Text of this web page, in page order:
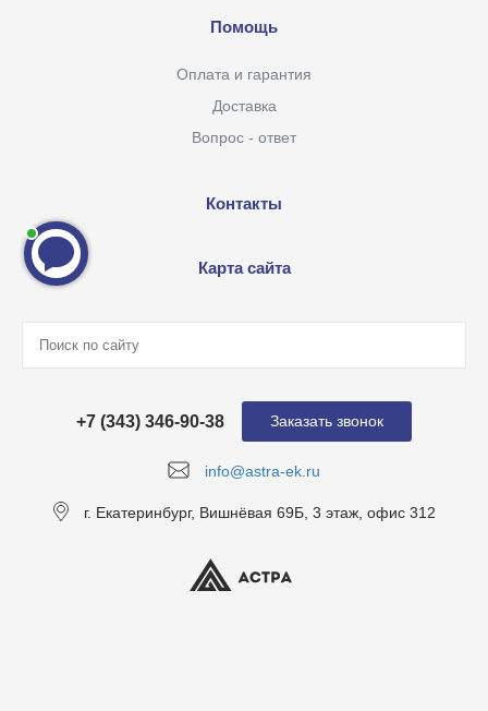
Помощь
Оплата и гарантия
Доставка
Вопрос - ответ
Контакты
Карта сайта
info@astra-ek.ru
+7 (343) 346-90-38
г. Екатеринбург, Вишнёвая 69Б, 3 этаж, офис 312
Заказать звонок